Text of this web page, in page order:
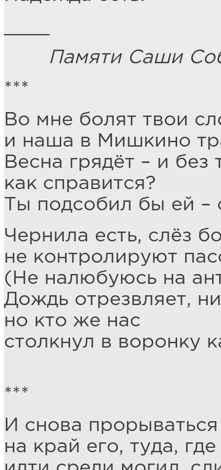
Памяти Саши
***
Во мне болят твои
и наша в Мишкино
Весна грядёт – и без
как справится?
Ты подсобил бы ей –
Чернила есть, слёз
не контролируют
(Не налюбуюсь на
Дождь отрезвляет,
но кто же нас
столкнул в воронку
***
И снова
на край его, туда,